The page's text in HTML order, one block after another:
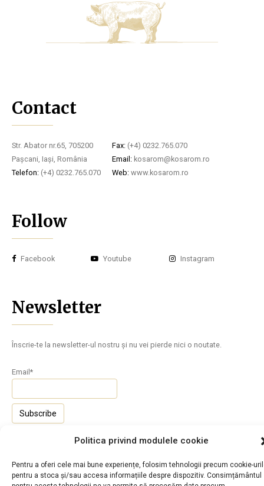
Politica privind modulele cookie
Pentru a oferi cele mai bune experiențe, folosim tehnologii precum cookie-
pentru a stoca și/sau accesa informațiile despre dispozitiv. Consimțământul
Contact
Str. Abator nr.65, 705200
Pașcani, Iași, România
Telefon: (+4) 0232.765.070
Fax: (+4) 0232.765.070
Email: kosarom@kosarom.ro
Web: www.kosarom.ro
Follow
Facebook Youtube Instagram
Newsletter
Înscrie-te la newsletter-ul nostru și nu vei pierde nici o noutate.
Email*